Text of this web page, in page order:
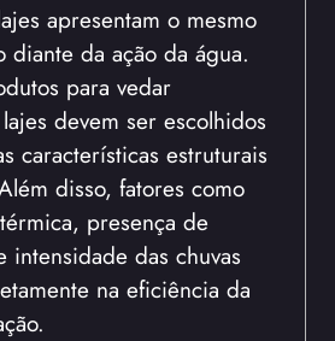
apresentam o mesmo
diante da ação da água.
para vedar
devem ser escolhidos
características estruturais
disso, fatores como
presença de
intensidade das chuvas
na eficiência da